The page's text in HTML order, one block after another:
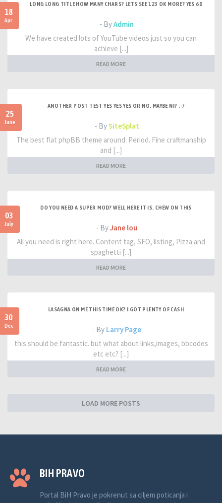
18
Apr
LONG LONG TITLE HOW MANY CHARS? LETS SEE 123 OK MORE? YES 60
- ByAdmin
We have created lots of YouTube videos just so you can
achieve [...]
READ MORE
25
June
ANOTHER POST TEST YES YES YES OR NO, MAYBE NI? :-/
- BySiteSplat
The best flat phpBB theme around. Period. Fine craftmanship
and [...]
READ MORE
03
July
DO YOU NEED A SUPER MOD? WELL HERE IT IS. CHEW ON THIS
- ByJane lou
All you need is right here. Content tag, SEO, listing, Pizza and
spaghetti [...]
READ MORE
30
Dec
LASAGNA ON ME THIS TIME OK? I GOT PLENTY OF CASH
- By Larry Page
this should be fantastic. but what about links,images, bbcodes
etc etc? [...]
READ MORE
LOAD MORE POSTS
BIH PRAVO
Portal BiH Pravo je pokrenut sa ciljem poticanja i